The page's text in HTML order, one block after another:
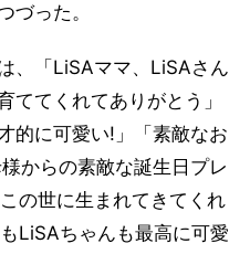
づった。
、「LiSAママ、LiSAさん
ててくれてありがとう」
的に可愛い!」「素敵なお
からの素敵な誕生日プレ
の世に生まれてきてくれ
LiSAちゃんも最高に可愛